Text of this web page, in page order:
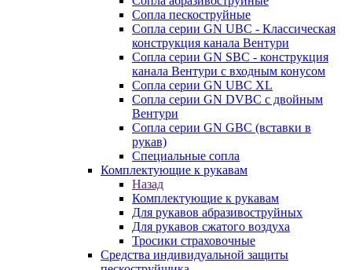
Сопла пескоструйные
Сопла серии GN UBC - Классическая
конструкция канала Вентури
Сопла серии GN SBC - конструкция
канала Вентури c входным конусом
Сопла серии GN UBC XL
Сопла серии GN DVBC с двойным
Вентури
Сопла серии GN GBC (вставки в
рукав)
Специальные сопла
Комплектующие к рукавам
Назад
Комплектующие к рукавам
Для рукавов абразивоструйных
Для рукавов сжатого воздуха
Тросики страховочные
Средства индивидуальной защиты